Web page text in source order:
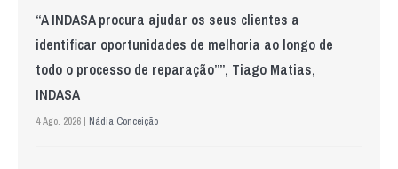
“A INDASA procura ajudar os seus clientes a
identificar oportunidades de melhoria ao longo de
todo o processo de reparação””, Tiago Matias,
INDASA
4 Ago. 2026 | Nádia Conceição